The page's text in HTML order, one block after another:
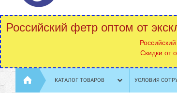
Российский фетр оптом от
Скидки от
КАТАЛОГ ТОВАРОВ УСЛОВИЯ